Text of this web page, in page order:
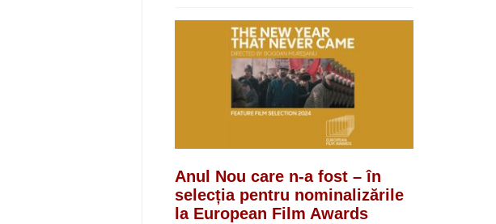
Anul Nou care n-a fost – în
selecția pentru nominalizările
la European Film Awards